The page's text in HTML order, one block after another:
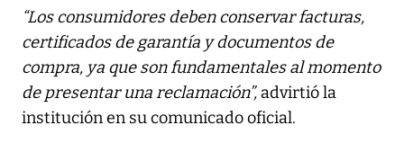
“Los consumidores deben conservar facturas,
certificados de garantía y documentos de
compra, ya que son fundamentales al momento
de presentar una reclamación”, advirtió la
institución en su comunicado oficial.